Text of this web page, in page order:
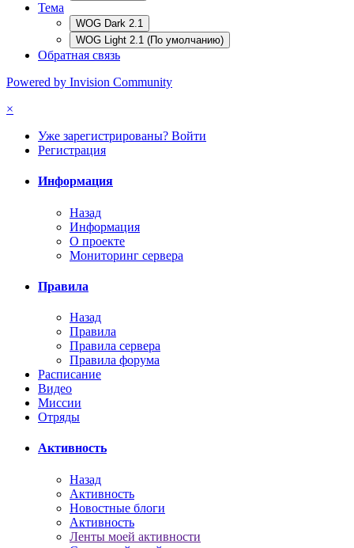
Тема
WOG Dark 2.1
WOG Light 2.1 (По умолчанию)
Обратная связь
Powered by Invision Community
×
Уже зарегистрированы? Войти
Регистрация
Информация
Назад
Информация
О проекте
Мониторинг сервера
Правила
Назад
Правила
Правила сервера
Правила форума
Расписание
Видео
Миссии
Отряды
Активность
Назад
Активность
Новостные блоги
Активность
Ленты моей активности